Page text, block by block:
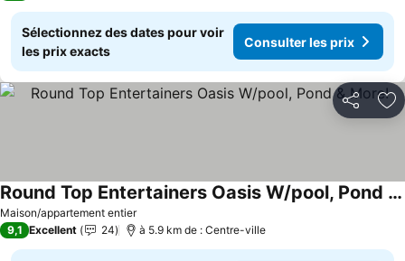
Sélectionnez des dates pour voir
les prix exacts
Consulter les prix
Partager
Maison/appartement entier
Round Top Entertainers Oasis W/pool, Pond & More!
Consulter les prix
9,1 Excellent 24 à 5.9 km de : Centre-ville